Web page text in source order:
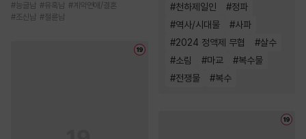
#능글남 #유혹남 # 계약연애/결혼
#조신남 #절륜남
#천하제일인 #정파
#역사/시대물 #사파
#2024 정액제 무협 #살수
#소림 #마교 #복수물
#전쟁물 #복수